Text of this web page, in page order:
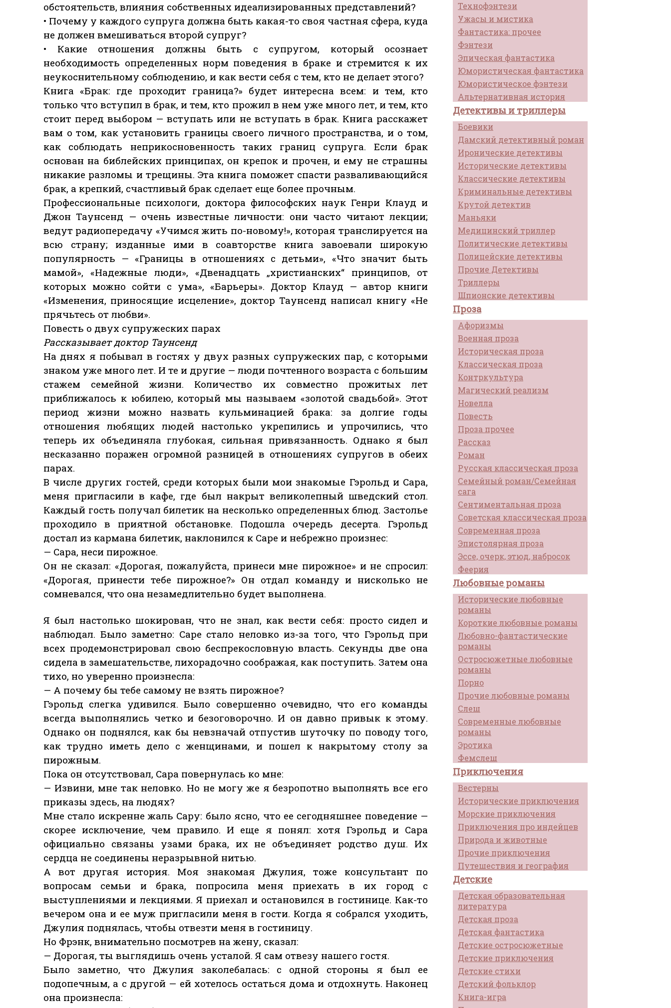
Технофэнтези
Ужасы и мистика
Фантастика: прочее
Фэнтези
Эпическая фантастика
Юмористическая фантастика
Юмористическое фэнтези
Альтернативная история
Детективы и триллеры
Боевики
Дамский детективный роман
Иронические детективы
Исторические детективы
Классические детективы
Криминальные детективы
Крутой детектив
Маньяки
Медицинский триллер
Политические детективы
Полицейские детективы
Прочие Детективы
Триллеры
Шпионские детективы
Проза
Афоризмы
Военная проза
Историческая проза
Классическая проза
Контркультура
Магический реализм
Новелла
Повесть
Проза прочее
Рассказ
Роман
Русская классическая проза
Семейный роман/Семейная
сага
Сентиментальная проза
Советская классическая проза
Современная проза
Эпистолярная проза
Эссе, очерк, этюд, набросок
Феерия
Любовные романы
Исторические любовные
романы
Короткие любовные романы
Любовно-фантастические
романы
Остросюжетные любовные
романы
Порно
Прочие любовные романы
Слеш
Современные любовные
романы
Эротика
Фемслеш
Приключения
Вестерны
Исторические приключения
Морские приключения
Приключения про индейцев
Природа и животные
Прочие приключения
Путешествия и география
Детские
Детская образовательная
литература
Детская проза
Детская фантастика
Детские остросюжетные
Детские приключения
Детские стихи
Детский фольклор
Книга-игра
обстоятельств, влияния собственных идеализированных представлений?
• Почему у каждого супруга должна быть какая-то своя частная сфера, куда
не должен вмешиваться второй супруг?
• Какие отношения должны быть с супругом, который осознает
необходимость определенных норм поведения в браке и стремится к их
неукоснительному соблюдению, и как вести себя с тем, кто не делает этого?
Книга «Брак: где проходит граница?» будет интересна всем: и тем, кто
только что вступил в брак, и тем, кто прожил в нем уже много лет, и тем, кто
стоит перед выбором — вступать или не вступать в брак. Книга расскажет
вам о том, как установить границы своего личного пространства, и о том,
как соблюдать неприкосновенность таких границ супруга. Если брак
основан на библейских принципах, он крепок и прочен, и ему не страшны
никакие разломы и трещины. Эта книга поможет спасти разваливающийся
брак, а крепкий, счастливый брак сделает еще более прочным.
Профессиональные психологи, доктора философских наук Генри Клауд и
Джон Таунсенд — очень известные личности: они часто читают лекции;
ведут радиопередачу «Учимся жить по-новому!», которая транслируется на
всю страну; изданные ими в соавторстве книга завоевали широкую
популярность — «Границы в отношениях с детьми», «Что значит быть
мамой», «Надежные люди», «Двенадцать „христианских“ принципов, от
которых можно сойти с ума», «Барьеры». Доктор Клауд — автор книги
«Изменения, приносящие исцеление», доктор Таунсенд написал книгу «Не
прячьтесь от любви».
Повесть о двух супружеских парах
Рассказывает доктор Таунсенд
На днях я побывал в гостях у двух разных супружеских пар, с которыми
знаком уже много лет. И те и другие — люди почтенного возраста с большим
стажем семейной жизни. Количество их совместно прожитых лет
приближалось к юбилею, который мы называем «золотой свадьбой». Этот
период жизни можно назвать кульминацией брака: за долгие годы
отношения любящих людей настолько укрепились и упрочились, что
теперь их объединяла глубокая, сильная привязанность. Однако я был
несказанно поражен огромной разницей в отношениях супругов в обеих
парах.
В числе других гостей, среди которых были мои знакомые Гэрольд и Сара,
меня пригласили в кафе, где был накрыт великолепный шведский стол.
Каждый гость получал билетик на несколько определенных блюд. Застолье
проходило в приятной обстановке. Подошла очередь десерта. Гэрольд
достал из кармана билетик, наклонился к Саре и небрежно произнес:
— Сара, неси пирожное.
Он не сказал: «Дорогая, пожалуйста, принеси мне пирожное» и не спросил:
«Дорогая, принести тебе пирожное?» Он отдал команду и нисколько не
сомневался, что она незамедлительно будет выполнена.
Я был настолько шокирован, что не знал, как вести себя: просто сидел и
наблюдал. Было заметно: Саре стало неловко из-за того, что Гэрольд при
всех продемонстрировал свою беспрекословную власть. Секунды две она
сидела в замешательстве, лихорадочно соображая, как поступить. Затем она
тихо, но уверенно произнесла:
— А почему бы тебе самому не взять пирожное?
Гэрольд слегка удивился. Было совершенно очевидно, что его команды
всегда выполнялись четко и безоговорочно. И он давно привык к этому.
Однако он поднялся, как бы невзначай отпустив шуточку по поводу того,
как трудно иметь дело с женщинами, и пошел к накрытому столу за
пирожным.
Пока он отсутствовал, Сара повернулась ко мне:
— Извини, мне так неловко. Но не могу же я безропотно выполнять все его
приказы здесь, на людях?
Мне стало искренне жаль Сару: было ясно, что ее сегодняшнее поведение —
скорее исключение, чем правило. И еще я понял: хотя Гэрольд и Сара
официально связаны узами брака, их не объединяет родство душ. Их
сердца не соединены неразрывной нитью.
А вот другая история. Моя знакомая Джулия, тоже консультант по
вопросам семьи и брака, попросила меня приехать в их город с
выступлениями и лекциями. Я приехал и остановился в гостинице. Как-то
вечером она и ее муж пригласили меня в гости. Когда я собрался уходить,
Джулия поднялась, чтобы отвезти меня в гостиницу.
Но Фрэнк, внимательно посмотрев на жену, сказал:
— Дорогая, ты выглядишь очень усталой. Я сам отвезу нашего гостя.
Было заметно, что Джулия заколебалась: с одной стороны я был ее
подопечным, а с другой — ей хотелось остаться дома и отдохнуть. Наконец
она произнесла: